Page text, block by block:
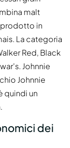
malt
in
La categoria
Red, Black
Johnnie
Johnnie
quindi un
dei